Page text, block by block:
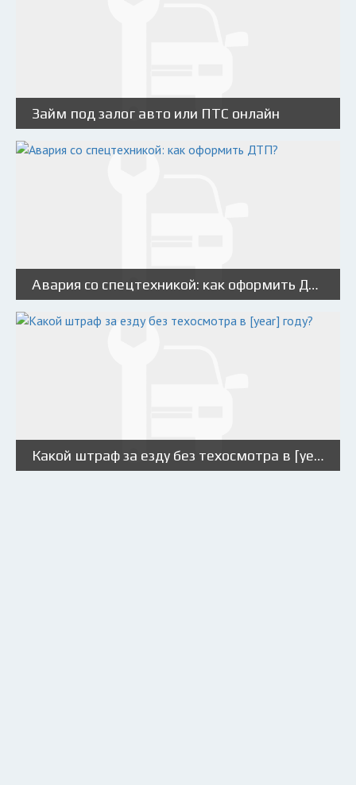
Займ под залог авто или ПТС онлайн
Авария со спецтехникой: как оформить ДТП?
Какой штраф за езду без техосмотра в [year] году?